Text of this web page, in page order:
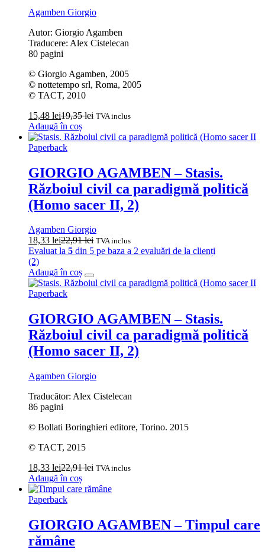
Agamben Giorgio
Autor: Giorgio Agamben
Traducere: Alex Cistelecan
80 pagini
© Giorgio Agamben, 2005
© nottetempo srl, Roma, 2005
© TACT, 2010
15,48 lei19,35lei TVA inclus
Adaugă în coș
Paperback
GIORGIO AGAMBEN – Stasis.
Războiul civil ca paradigmă politică
(Homo sacer II, 2)
Agamben Giorgio
18,33 lei22,91lei TVA inclus
Evaluat la 5 din 5 pe baza a 2 evaluări de la clienți
(2)
Adaugă în coș
Paperback
GIORGIO AGAMBEN – Stasis.
Războiul civil ca paradigmă politică
(Homo sacer II, 2)
Agamben Giorgio
Traducător: Alex Cistelecan
86 pagini
© Bollati Boringhieri editore, Torino. 2015
© TACT, 2015
18,33 lei22,91lei TVA inclus
Adaugă în coș
Paperback
GIORGIO AGAMBEN – Timpul care
rămâne